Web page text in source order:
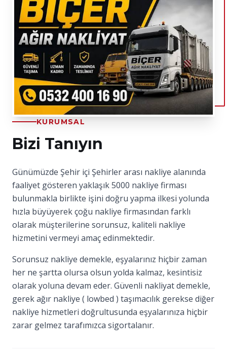
KURUMSAL
Bizi Tanıyın
Günümüzde Şehir içi Şehirler arası nakliye alanında
faaliyet gösteren yaklaşık 5000 nakliye firması
bulunmakla birlikte işini doğru yapma ilkesi yolunda
hızla büyüyerek çoğu nakliye firmasından farklı
olarak müşterilerine sorunsuz, kaliteli nakliye
hizmetini vermeyi amaç edinmektedir.
Sorunsuz nakliye demekle, eşyalarınız hiçbir zaman
her ne şartta olursa olsun yolda kalmaz, kesintisiz
olarak yoluna devam eder. Güvenli nakliyat demekle,
gerek ağır nakliye ( lowbed ) taşımacılık gerekse diğer
nakliye hizmetleri doğrultusunda eşyalarınıza hiçbir
zarar gelmez tarafımızca sigortalanır.